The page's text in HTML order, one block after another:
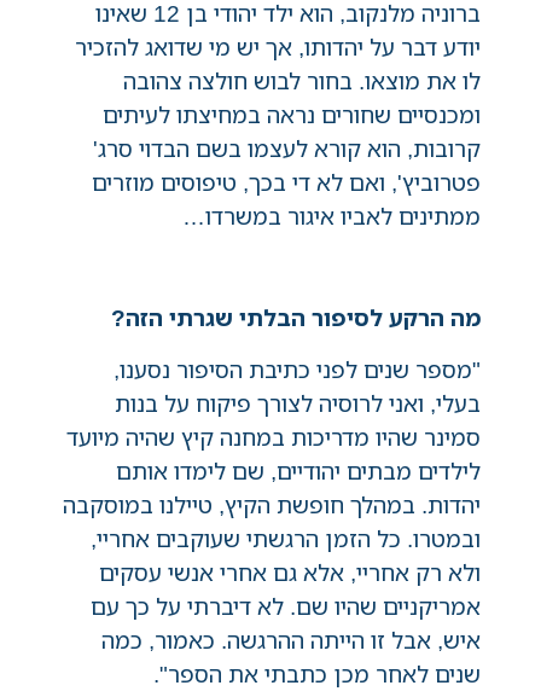
ברוניה מלנקוב, הוא ילד יהודי בן 12 שאינו
יודע דבר על יהדותו, אך יש מי שדואג להזכיר
לו את מוצאו. בחור לבוש חולצה צהובה
ומכנסיים שחורים נראה במחיצתו לעיתים
קרובות, הוא קורא לעצמו בשם הבדוי סרג'
פטרוביץ', ואם לא די בכך, טיפוסים מוזרים
ממתינים לאביו איגור במשרדו…
מה הרקע לסיפור הבלתי שגרתי הזה?
"מספר שנים לפני כתיבת הסיפור נסענו,
בעלי, ואני לרוסיה לצורך פיקוח על בנות
סמינר שהיו מדריכות במחנה קיץ שהיה מיועד
לילדים מבתים יהודיים, שם לימדו אותם
יהדות. במהלך חופשת הקיץ, טיילנו במוסקבה
ובמטרו. כל הזמן הרגשתי שעוקבים אחריי,
ולא רק אחריי, אלא גם אחרי אנשי עסקים
אמריקניים שהיו שם. לא דיברתי על כך עם
איש, אבל זו הייתה ההרגשה. כאמור, כמה
שנים לאחר מכן כתבתי את הספר".